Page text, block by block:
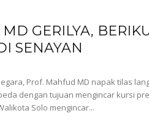
GERILYA,
SENAYAN
Prof. Mahfud MD napak tilas
dengan tujuan mengincar kursi
Solo mengincar...